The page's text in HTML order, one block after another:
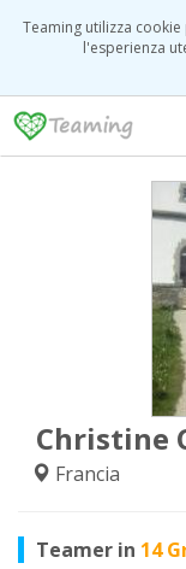
Teaming utilizza
l'esperienza
Christine
Francia
Teamer in 14